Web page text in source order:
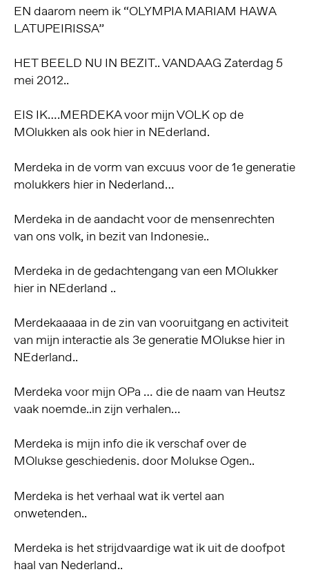
EN daarom neem ik “OLYMPIA MARIAM HAWA
LATUPEIRISSA”
HET BEELD NU IN BEZIT.. VANDAAG Zaterdag 5
mei 2012..
EIS IK….MERDEKA voor mijn VOLK op de
MOlukken als ook hier in NEderland.
Merdeka in de vorm van excuus voor de 1e generatie
molukkers hier in Nederland…
Merdeka in de aandacht voor de mensenrechten
van ons volk, in bezit van Indonesie..
Merdeka in de gedachtengang van een MOlukker
hier in NEderland ..
Merdekaaaaa in de zin van vooruitgang en activiteit
van mijn interactie als 3e generatie MOlukse hier in
NEderland..
Merdeka voor mijn OPa … die de naam van Heutsz
vaak noemde..in zijn verhalen…
Merdeka is mijn info die ik verschaf over de
MOlukse geschiedenis. door Molukse Ogen..
Merdeka is het verhaal wat ik vertel aan
onwetenden..
Merdeka is het strijdvaardige wat ik uit de doofpot
haal van Nederland..